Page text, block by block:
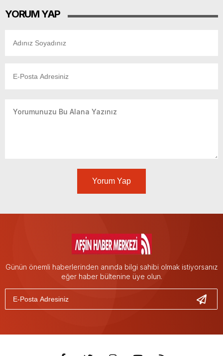
YORUM YAP
Yorum Yap
Günün önemli haberlerinden anında bilgi sahibi olmak istiyorsanız
eğer haber bültenine üye olun.